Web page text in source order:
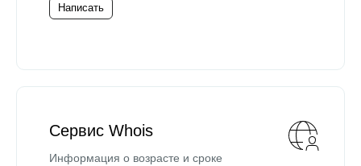
Написать
Сервис Whois
Информация о возрасте и сроке